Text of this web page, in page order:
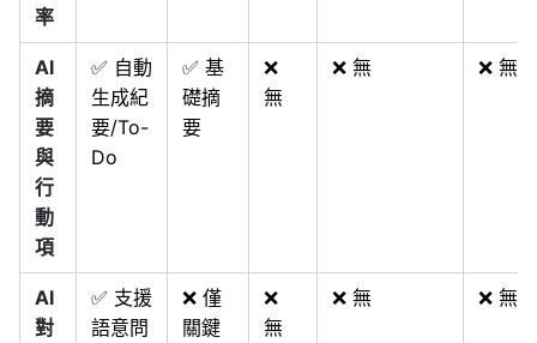
率
AI
摘
要
與
行
動
項
✅ 自動
生成紀
要/To-
Do
✅ 基
礎摘
要
❌
無
❌ 無 ❌ 無
AI
對
✅ 支援
語意問
❌ 僅
關鍵
❌
無
❌ 無 ❌ 無